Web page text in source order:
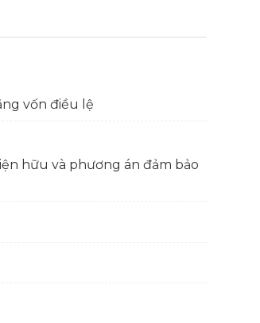
vốn điều lệ
hữu và phương án đảm bảo